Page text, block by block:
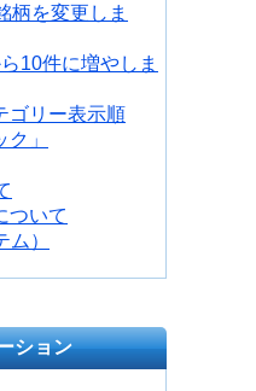
柄を変更しま
10件に増やしま
ゴリー表示順
」
ついて
）
ション